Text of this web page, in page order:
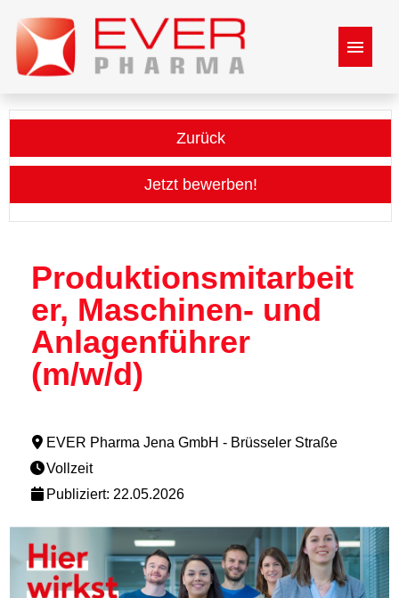
Stellenangebote
mehr über Ever Pharma
Bewerbungsprozess
Zurück
Jetzt bewerben!
Produktionsmitarbeit
er, Maschinen- und
Anlagenführer
(m/w/d)
EVER Pharma Jena GmbH - Brüsseler Straße
Vollzeit
Publiziert: 22.05.2026